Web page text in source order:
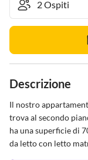
Descrizione
Il nostro
trova al secondo
ha una superficie di
da letto con letto